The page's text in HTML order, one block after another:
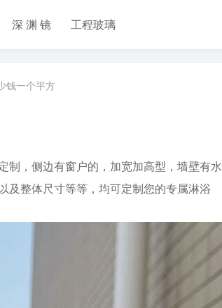
深 渊 镜 工程玻璃
钱一个平方
制，侧边有窗户的，加宽加高型，墙壁有水
及整体尺寸等等，均可定制您的专属淋浴